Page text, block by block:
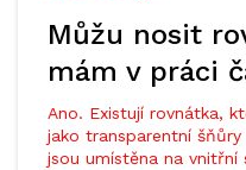
Můžu nosit
mám v práci
Ano. Existují rovnátka,
jako transparentní
jsou umístěna na